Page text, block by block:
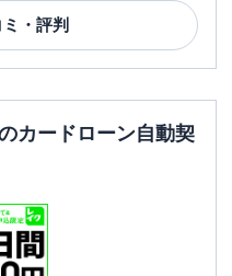
・評判
カードローン自動契